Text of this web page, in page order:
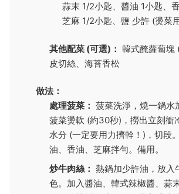
蒜末 1/2小匙、醬油 1小匙、
芝麻 1/2小匙、鹽 少許 (燙菜
其他配菜 (可選)： 韓式醃蘿蔔塊
皮切絲、海苔香松
做法：
處理菠菜： 菠菜洗淨，燒一鍋水
菠菜燙軟 (約30秒)，撈出立刻衝
水分 (一定要用力擠幹！)，切段
油、香油、芝麻拌勻。備用。
炒牛肉絲： 熱鍋加少許油，放入
色。加入醬油、韓式辣椒醬、蒜